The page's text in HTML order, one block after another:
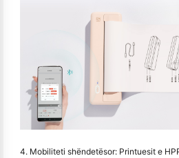
4. Mobiliteti shëndetësor: Printuesit e